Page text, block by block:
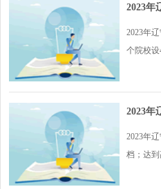
2023年
2023年
个院校
2023年
2023年
档；达